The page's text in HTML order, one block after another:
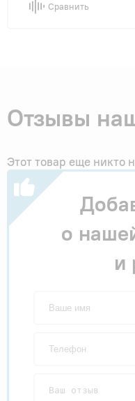
Сравнить
Отзывы
Этот товар еще никто
о
и